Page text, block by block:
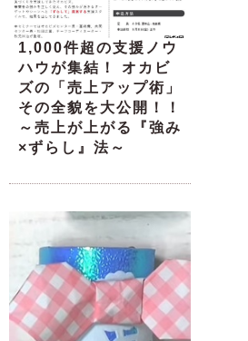
1,000件超の支援ノウ
ハウが集結！ オカビ
ズの「売上アップ術」
その全貌を大公開！！
～売上が上がる『強み
×ずらし』法～